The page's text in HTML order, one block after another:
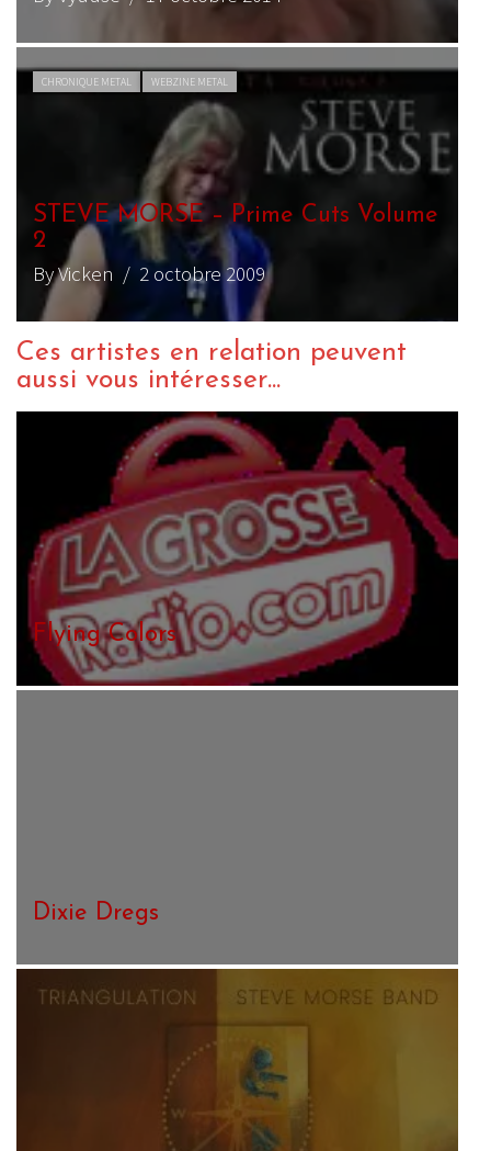
CHRONIQUE METAL WEBZINE METAL
STEVE MORSE – Prime Cuts Volume
2
By Vicken / 2 octobre 2009
Ces artistes en relation peuvent
aussi vous intéresser...
Flying Colors
Dixie Dregs